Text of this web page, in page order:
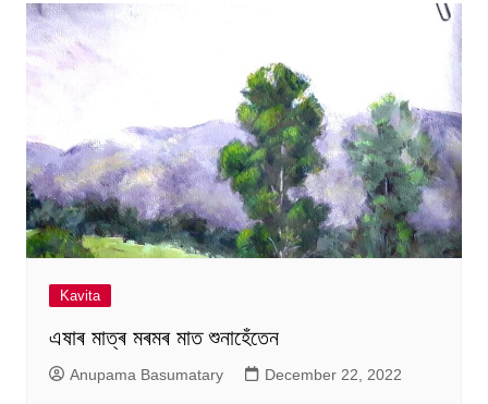
Kavita
এষাৰ মাত্ৰ মৰমৰ মাত শুনাহেঁতেন
Anupama Basumatary December 22, 2022